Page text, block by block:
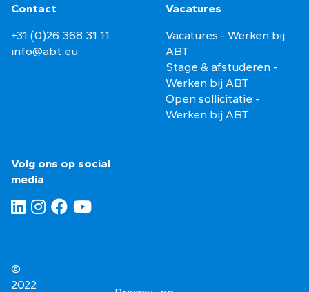
Contact
+31 (0)26 368 31 11
info@abt.eu
Vacatures
Vacatures - Werken bij
ABT
Stage & afstuderen -
Werken bij ABT
Open sollicitatie -
Werken bij ABT
Volg ons op social
media
©
2022